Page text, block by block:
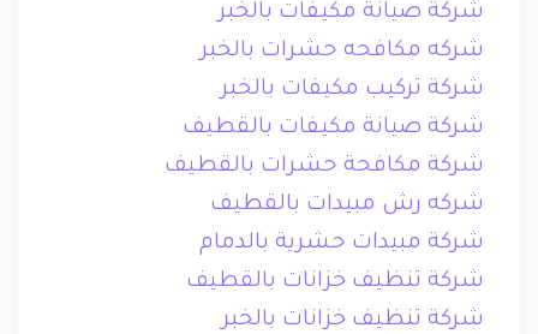
شركة صيانة مكيفات بالخبر
شركه مكافحه حشرات بالخبر
شركة تركيب مكيفات بالخبر
شركة صيانة مكيفات بالقطيف
شركة مكافحة حشرات بالقطيف
شركه رش مبيدات بالقطيف
شركة مبيدات حشرية بالدمام
شركة تنظيف خزانات بالقطيف
شركة تنظيف خزانات بالخبر